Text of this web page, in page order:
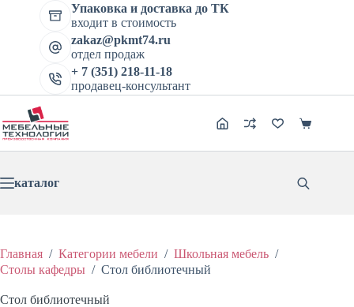
Стол библиотечный
6919₽
Первоначальная
составляла
6919 ₽.
5535₽
Текущая
5535 ₽.
В корзину
можно
выбрать
Упаковка и доставка до ТК
входит в стоимость
zakaz@pkmt74.ru
отдел продаж
+ 7 (351) 218-11-18
продавец-консультант
Корзина
каталог
Главная / Категории мебели / Школьная мебель /
Столы кафедры / Стол библиотечный
Стол библиотечный